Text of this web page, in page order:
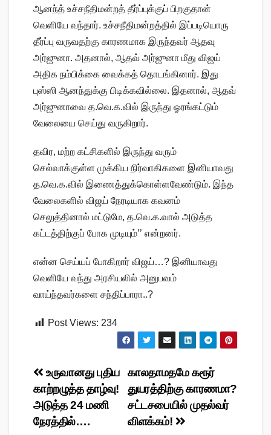
ஆனந்த் உச்சநீதிமன்றத் தீர்ப்புக்குப் பிறகுதான்
வெளியே வந்தார். உச்சநீதிமன்றத்தில் இப்படியொரு
தீர்ப்பு வருவதற்கு காரணமாக இருந்தவர் ஆதவு
அர்ஜுனா. அதனால், ஆதவ் அர்ஜுனா மீது விஜய்
அதிக நம்பிக்கை வைக்கத் தொடங்கினார். இது
புஸ்ஸி ஆனந்துக்கு பிடிக்கவில்லை. இதனால், ஆதவ்
அர்ஜுனாவை த.வெ.க.வில் இருந்து ஓரங்கட்டும்
வேலையை செய்து வருகிறார்.
தவிர, மற்ற கட்சிகளில் இருந்து வரும்
செல்வாக்குள்ள முக்கிய நிர்வாகிகளை இனியாவது
த.வெ.க.வில் இணைத்துக்கொள்ளவேண்டும். இந்த
வேலைகளில் விஜய் நேரடியாக கவனம்
செலுத்தினால் மட்டுமே, த.வெ.க.வால் அடுத்த
கட்டத்திற்குப் போக முடியும்’’ என்றனர்.
என்ன செய்யப் போகிறார் விஜய்…? இனியாவது
வெளியே வந்து அரசியலில் அனுபவம்
வாய்ந்தவர்களை சந்திப்பாரா..?
Post Views: 234
Post
navigation
காலதாமதமே கரூர்
துயரத்திற்கு காரணமா?
சட்டசபையில் முதல்வர்
விளக்கம்!
உருவானது புதிய
காற்றழுத்த தாழ்வு!
அடுத்த 24 மணி
நேரத்தில்….